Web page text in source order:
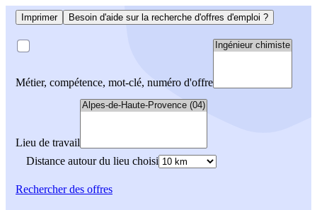
Imprimer Besoin d'aide sur la recherche d'offres d'emploi ?
Métier, compétence, mot-clé, numéro d'offre
Lieu de travail
Distance autour du lieu choisi
Rechercherdes offres